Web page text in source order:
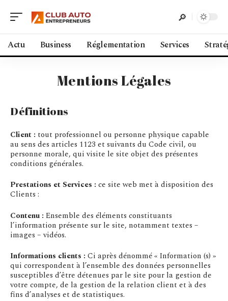
Actu Business Réglementation Services
Mentions Légales
Définitions
Client : tout professionnel ou personne physique capable
au sens des articles 1123 et suivants du Code civil, ou
personne morale, qui visite le site objet des présentes
conditions générales.
Prestations et Services : ce site web met à disposition des
Clients :
Contenu : Ensemble des éléments constituants
l’information présente sur le site, notamment textes –
images – vidéos.
Informations clients : Ci après dénommé « Information (s) »
qui correspondent à l’ensemble des données personnelles
susceptibles d’être détenues par le site pour la gestion de
votre compte, de la gestion de la relation client et à des
fins d’analyses et de statistiques.